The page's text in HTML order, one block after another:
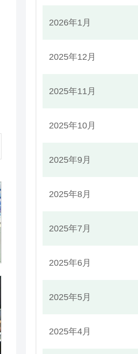
2026年1月
2025年12月
2025年11月
2025年10月
2025年9月
2025年8月
2025年7月
2025年6月
2025年5月
2025年4月